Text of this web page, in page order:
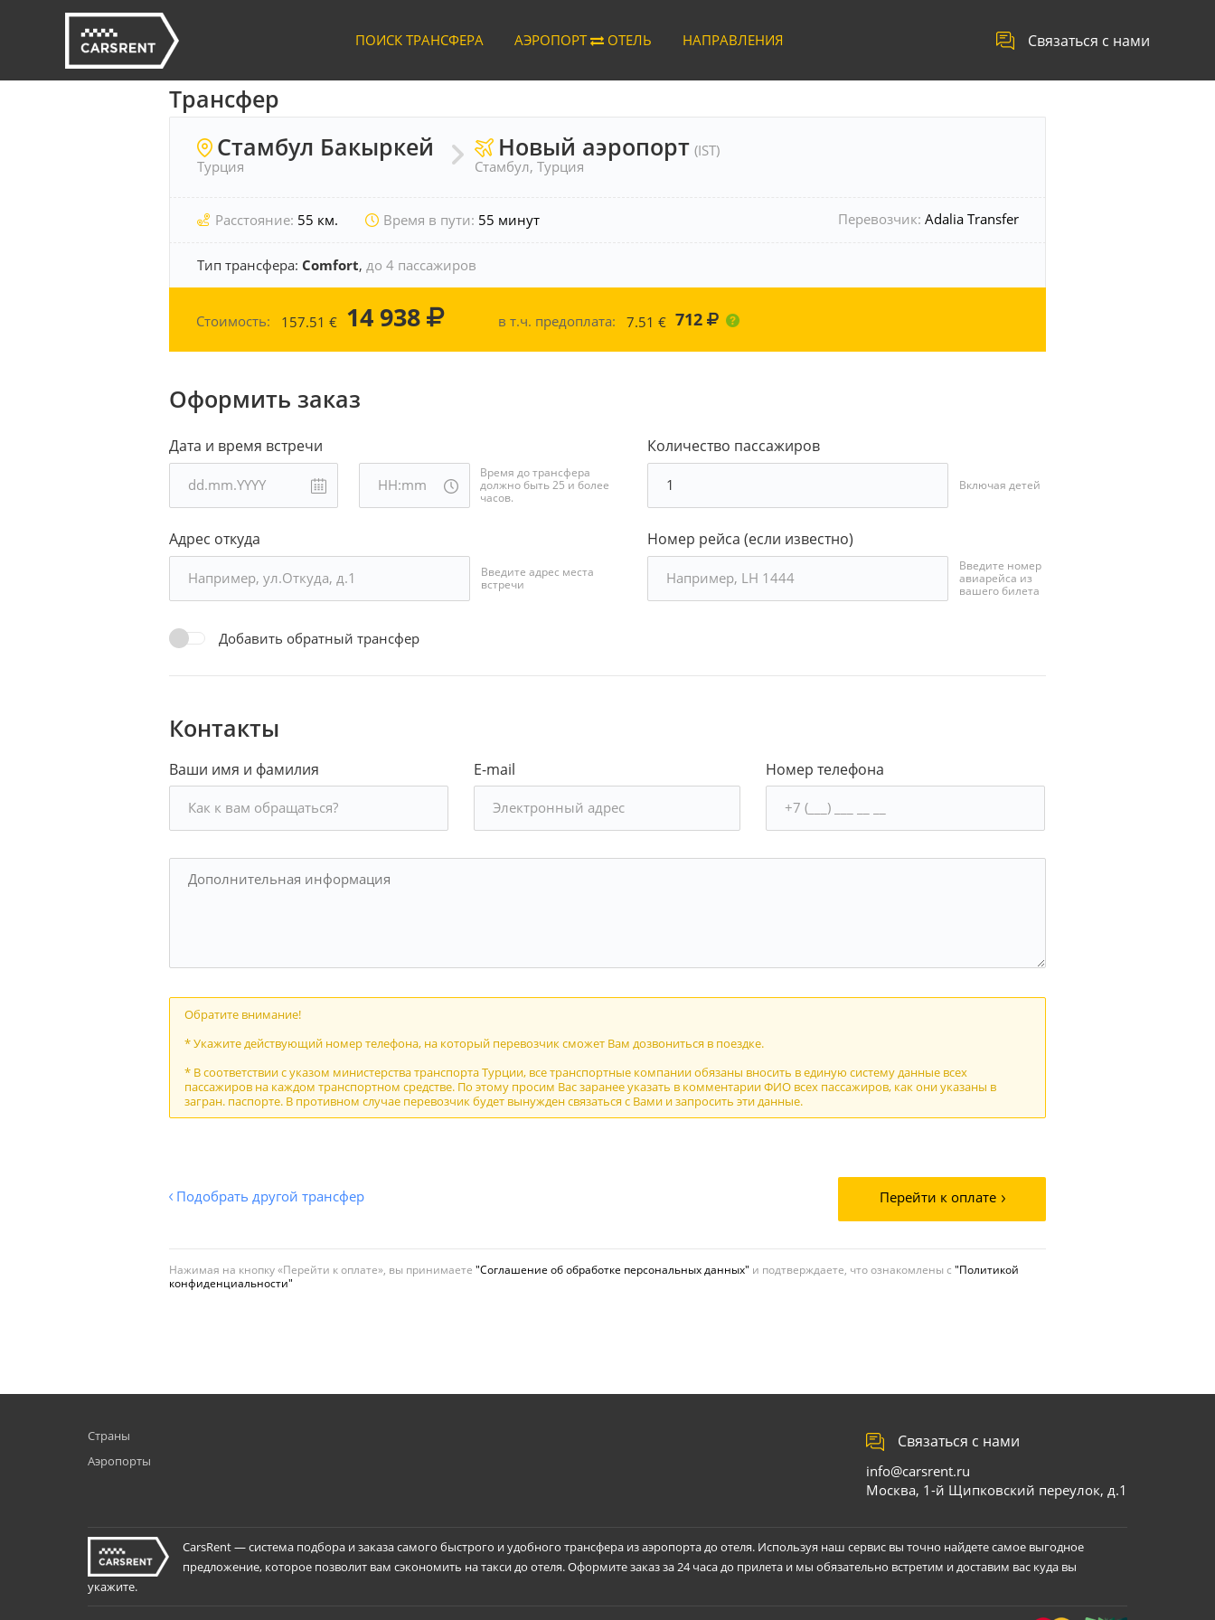
Связаться с нами
ПОИСК ТРАНСФЕРА АЭРОПОРТ ОТЕЛЬ НАПРАВЛЕНИЯ
Трансфер
Стамбул Бакыркей
Турция
Новый аэропорт (IST)
Стамбул, Турция
Расстояние: 55 км. Время в пути: 55 минут Перевозчик: Adalia Transfer
Тип трансфера: Comfort, до 4 пассажиров
Стоимость: 157.51 € 14 938 в т.ч. предоплата: 7.51 € 712
Оформить заказ
Дата и время встречи
Время до трансфера
должно быть 25 и более
часов.
Количество пассажиров
Включая детей
Адрес откуда
Введите адрес места
встречи
Номер рейса (если известно)
Введите номер
авиарейса из
вашего билета
Добавить обратный трансфер
Контакты
Ваши имя и фамилия E-mail Номер телефона
Обратите внимание!
* Укажите действующий номер телефона, на который перевозчик сможет Вам дозвониться в поездке.
* В соответствии с указом министерства транспорта Турции, все транспортные компании обязаны вносить в единую систему данные всех
пассажиров на каждом транспортном средстве. По этому просим Вас заранее указать в комментарии ФИО всех пассажиров, как они указаны в
загран. паспорте. В противном случае перевозчик будет вынужден связаться с Вами и запросить эти данные.
Перейти к оплате
Подобрать другой трансфер
Нажимая на кнопку «Перейти к оплате», вы принимаете "Соглашение об обработке персональных данных" и подтверждаете, что ознакомлены с "Политикой
конфиденциальности"
Связаться с нами
info@carsrent.ru
Москва, 1-й Щипковский переулок, д.1
Страны
Аэропорты
CarsRent — система подбора и заказа самого быстрого и удобного трансфера из аэропорта до отеля. Используя наш сервис вы точно найдете самое выгодное
предложение, которое позволит вам сэкономить на такси до отеля. Оформите заказ за 24 часа до прилета и мы обязательно встретим и доставим вас куда вы
укажите.